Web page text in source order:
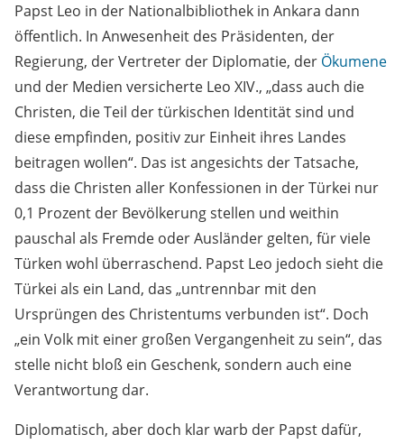
Papst Leo in der Nationalbibliothek in Ankara dann
öffentlich. In Anwesenheit des Präsidenten, der
Regierung, der Vertreter der Diplomatie, der Ökumene
und der Medien versicherte Leo XIV., „dass auch die
Christen, die Teil der türkischen Identität sind und
diese empfinden, positiv zur Einheit ihres Landes
beitragen wollen“. Das ist angesichts der Tatsache,
dass die Christen aller Konfessionen in der Türkei nur
0,1 Prozent der Bevölkerung stellen und weithin
pauschal als Fremde oder Ausländer gelten, für viele
Türken wohl überraschend. Papst Leo jedoch sieht die
Türkei als ein Land, das „untrennbar mit den
Ursprüngen des Christentums verbunden ist“. Doch
„ein Volk mit einer großen Vergangenheit zu sein“, das
stelle nicht bloß ein Geschenk, sondern auch eine
Verantwortung dar.
Diplomatisch, aber doch klar warb der Papst dafür,